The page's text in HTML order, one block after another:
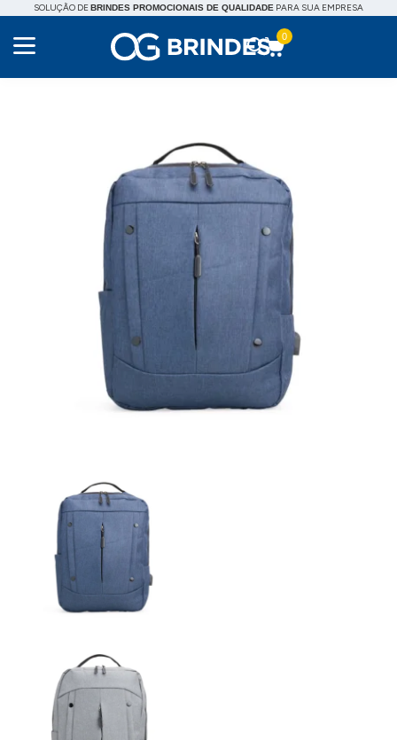
SOLUÇÃO DEBRINDES PROMOCIONAIS DE QUALIDADE PARA SUA EMPRESA
0